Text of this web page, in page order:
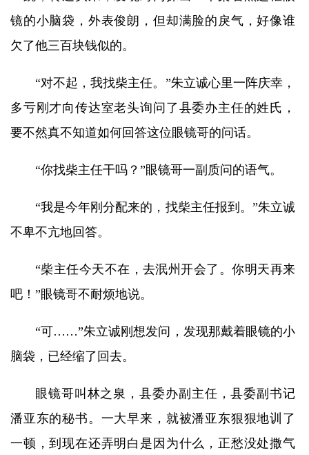
镜的小脑袋，外表俊朗，但却满脸的戾气，好像谁
欠了他三百块钱似的。
“对不起，我找柴主任。”朱立诚心里一阵庆幸，
多亏刚才向传达室老头询问了县委办主任的姓氏，
要不然真不知道如何回答这位眼镜哥的问话。
“你找柴主任干吗？”眼镜哥一副质问的语气。
“我是今年刚分配来的，找柴主任报到。”朱立诚
不卑不亢地回答。
“柴主任今天不在，去泯州开会了。你明天再来
吧！”眼镜哥不耐烦地说。
“可……”朱立诚刚想发问，发现那戴着眼镜的小
脑袋，已经缩了回去。
眼镜哥叫林之泉，县委办副主任，县委副书记
潘亚东的秘书。一大早来，就被潘亚东狠狠地训了
一顿，到现在还弄明白是因为什么，正愁没处撒气